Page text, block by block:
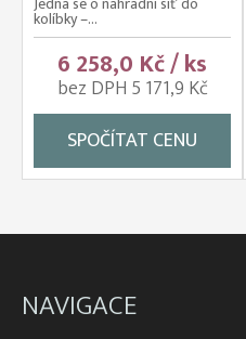
kolíbky –...
6 258,0 Kč / ks
bez DPH 5 171,9 Kč
SPOČÍTAT CENU
NAVIGACE